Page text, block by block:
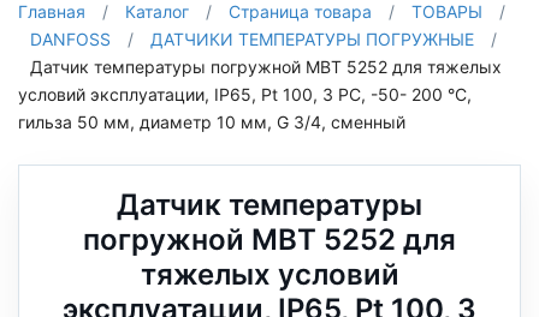
Главная / Каталог / Страница товара / ТОВАРЫ
/
DANFOSS
/ ДАТЧИКИ ТЕМПЕРАТУРЫ ПОГРУЖНЫЕ
/
Датчик температуры погружной MBT 5252 для тяжелых
условий эксплуатации, IP65, Pt 100, 3 РС, -50- 200 °C,
гильза 50 мм, диаметр 10 мм, G 3/4, сменный
Датчик температуры
погружной MBT 5252 для
тяжелых условий
эксплуатации, IP65, Pt 100, 3